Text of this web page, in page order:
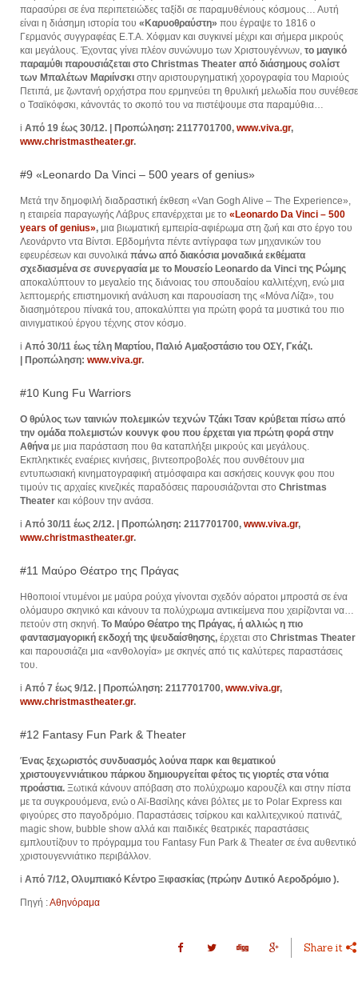
παρασύρει σε ένα περιπετειώδες ταξίδι σε παραμυθένιους κόσμους… Αυτή
είναι η διάσημη ιστορία του «Καρυοθραύστη» που έγραψε το 1816 ο
Γερµανός συγγραφέας Ε.Τ.Α. Χόφµαν και συγκινεί μέχρι και σήμερα μικρούς
και μεγάλους. Έχοντας γίνει πλέον συνώνυμο των Χριστουγέννων, το μαγικό
παραμύθι παρουσιάζεται στο Christmas Theater από διάσημους σολίστ
των Μπαλέτων Μαριίνσκι στην αριστουργηματική χορογραφία του Μαριούς
Πετιπά, με ζωντανή ορχήστρα που ερμηνεύει τη θρυλική μελωδία που συνέθεσε
ο Τσαϊκόφσκι, κάνοντάς το σκοπό του να πιστέψουμε στα παραμύθια…
i Από 19 έως 30/12. | Προπώληση: 2117701700, www.viva.gr,
www.christmastheater.gr.
#9 «Leonardo Da Vinci – 500 years of genius»
Μετά την δημοφιλή διαδραστική έκθεση «Van Gogh Alive – The Experience»,
η εταιρεία παραγωγής Λάβρυς επανέρχεται με το «Leonardo Da Vinci – 500
years of genius», μια βιωματική εμπειρία-­αφιέρωμα στη ζωή και στο έργο του
Λεονάρντο ντα Βίντσι. Εβδομήντα πέντε αντίγραφα των μηχανικών του
εφευρέσεων και συνολικά πάνω από διακόσια μοναδικά εκθέματα
σχεδιασμένα σε συνεργασία με το Μουσείο Leonardo da Vinci της Ρώμης
αποκαλύπτουν το μεγαλείο της διάνοιας του σπουδαίου καλλιτέχνη, ενώ μια
λεπτομερής επιστημονική ανάλυση και παρουσίαση της «Μόνα Λίζα», του
διασημότερου πίνακά του, αποκαλύπτει για πρώτη φορά τα μυστικά του πιο
αινιγματικού έργου τέχνης στον κόσμο.
i Από 30/11 έως τέλη Μαρτίου, Παλιό Αμαξοστάσιο του ΟΣΥ, Γκάζι.
| Προπώληση: www.viva.gr.
#10 Kung Fu Warriors
Ο θρύλος των ταινιών πολεμικών τεχνών Τζάκι Τσαν κρύβεται πίσω από
την ομάδα πολεμιστών κουνγκ φου που έρχεται για πρώτη φορά στην
Αθήνα με μια παράσταση που θα καταπλήξει μικρούς και μεγάλους.
Εκπληκτικές εναέριες κινήσεις, βιντεοπροβολές που συνθέτουν μια
εντυπωσιακή κινηματογραφική ατμόσφαιρα και ασκήσεις κουνγκ φου που
τιμούν τις αρχαίες κινεζικές παραδόσεις παρουσιάζονται στο Christmas
Theater και κόβουν την ανάσα.
i Από 30/11 έως 2/12. | Προπώληση: 2117701700, www.viva.gr,
www.christmastheater.gr.
#11 Μαύρο Θέατρο της Πράγας
Ηθοποιοί ντυμένοι με μαύρα ρούχα γίνονται σχεδόν αόρατοι μπροστά σε ένα
ολόμαυρο σκηνικό και κάνουν τα πολύχρωμα αντικείμενα που χειρίζονται να…
πετούν στη σκηνή. Το Μαύρο Θέατρο της Πράγας, ή αλλιώς η πιο
φαντασμαγορική εκδοχή της ψευδαίσθησης, έρχεται στο Christmas Theater
και παρουσιάζει μια «ανθολογία» με σκηνές από τις καλύτερες παραστάσεις
του.
i Από 7 έως 9/12. | Προπώληση: 2117701700, www.viva.gr,
www.christmastheater.gr.
#12 Fantasy Fun Park & Theater
Ένας ξεχωριστός συνδυασμός λούνα παρκ και θεματικού
χριστουγεννιάτικου πάρκου ­δημιουργείται φέτος τις γιορτές στα νότια
προάστια. Ξωτικά κάνουν απόβαση στο πολύχρωμο καρουζέλ και στην πίστα
με τα συγκρουόμενα, ενώ ο Αϊ-Βασίλης κάνει βόλτες με το Polar Express και
φιγούρες στο παγοδρόμιο. Παραστάσεις τσίρκου και καλλιτεχνικού πατινάζ,
magic show, bubble show αλλά και παιδικές θεατρικές παραστάσεις
εμπλουτίζουν το πρόγραμμα του Fantasy Fun Park & Theater σε ένα αυθεντικό
χριστουγεννιάτικο περιβάλλον.
i Από 7/12, Ολυμπιακό Κέντρο Ξιφασκίας (πρώην Δυτικό ­Αεροδρόμιο ).
Πηγή :Αθηνόραμα
Share it